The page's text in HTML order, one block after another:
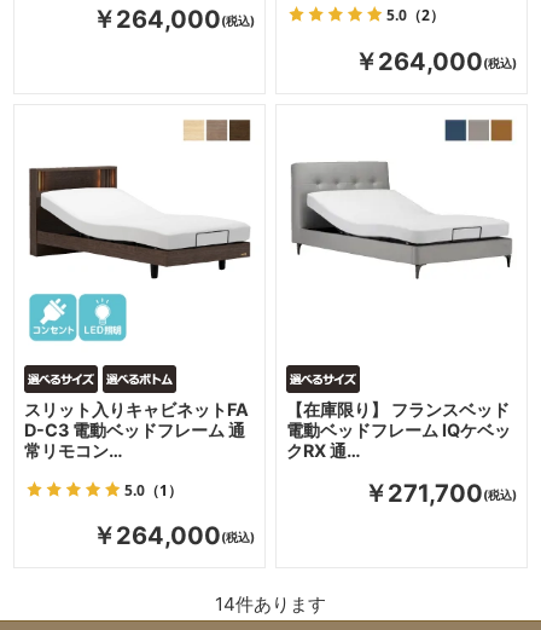
￥264,000 5.0（2）
￥264,000
スリット入りキャビネットFA
D-C3 電動ベッドフレーム 通
常リモコン…
5.0 （1）
￥264,000
【在庫限り】 フランスベッド
電動ベッドフレーム IQケベッ
クRX 通…
￥271,700
14件あります